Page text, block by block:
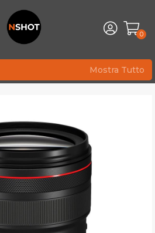
0
Mostra Tutto